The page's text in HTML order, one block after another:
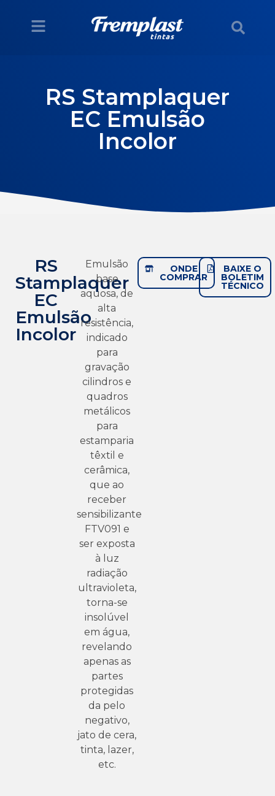
RS Stamplaquer
EC Emulsão
Incolor
RS
Stamplaquer
EC
Emulsão
Incolor
Emulsão
base
aquosa, de
alta
resistência,
indicado
para
gravação
cilindros e
quadros
metálicos
para
estamparia
têxtil e
cerâmica,
que ao
receber
sensibilizante
FTV091 e
ser exposta
à luz
radiação
ultravioleta,
torna-se
insolúvel
em água,
revelando
apenas as
partes
protegidas
da pelo
negativo,
jato de cera,
tinta, lazer,
etc.
ONDE
COMPRAR
BAIXE O
BOLETIM
TÉCNICO